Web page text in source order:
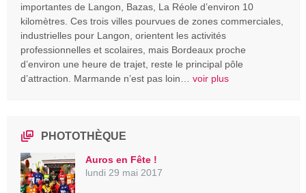
importantes de Langon, Bazas, La Réole d’environ 10
kilomètres. Ces trois villes pourvues de zones commerciales,
industrielles pour Langon, orientent les activités
professionnelles et scolaires, mais Bordeaux proche
d’environ une heure de trajet, reste le principal pôle
d’attraction. Marmande n’est pas loin… voir plus
PHOTOTHÈQUE
Auros en Fête !
lundi 29 mai 2017